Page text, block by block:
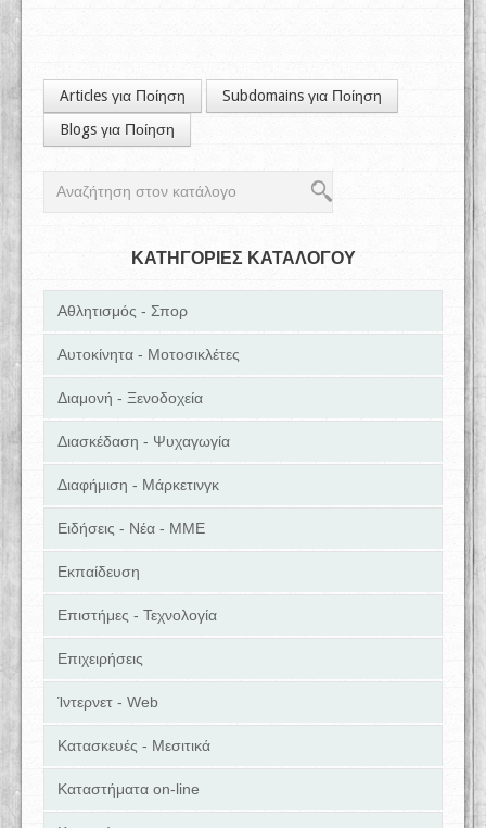
Articles για Ποίηση
Subdomains για Ποίηση
Blogs για Ποίηση
ΚΑΤΗΓΟΡΙΕΣ ΚΑΤΑΛΟΓΟΥ
Αθλητισμός - Σπορ
Αυτοκίνητα - Μοτοσικλέτες
Διαμονή - Ξενοδοχεία
Διασκέδαση - Ψυχαγωγία
Διαφήμιση - Μάρκετινγκ
Ειδήσεις - Νέα - ΜΜΕ
Εκπαίδευση
Επιστήμες - Τεχνολογία
Επιχειρήσεις
Ίντερνετ - Web
Κατασκευές - Μεσιτικά
Καταστήματα on-line